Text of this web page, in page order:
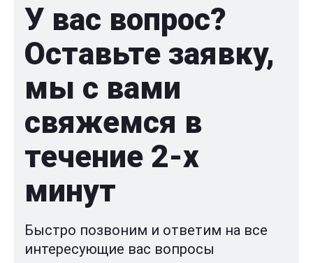
У вас вопрос?
Оставьте заявку,
мы с вами
свяжемся в
течение 2-x
минут
Быстро позвоним и ответим на все
интересующие вас вопросы